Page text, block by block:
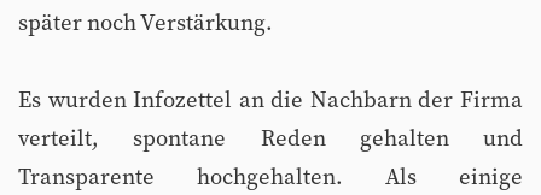
später noch Verstärkung.
Es wurden Infozettel an die Nachbarn der Firma
verteilt, spontane Reden gehalten und
Transparente hochgehalten. Als einige